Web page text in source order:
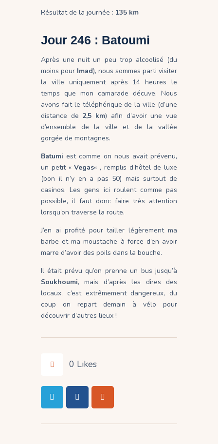
Résultat de la journée : 135 km
Jour 246 : Batoumi
Après une nuit un peu trop alcoolisé (du
moins pour Imad), nous sommes parti visiter
la ville uniquement après 14 heures le
temps que mon camarade décuve. Nous
avons fait le téléphérique de la ville (d’une
distance de 2,5 km) afin d’avoir une vue
d’ensemble de la ville et de la vallée
gorgée de montagnes.
Batumi est comme on nous avait prévenu,
un petit «Vegas« , remplis d’hôtel de luxe
(bon il n’y en a pas 50) mais surtout de
casinos. Les gens ici roulent comme pas
possible, il faut donc faire très attention
lorsqu’on traverse la route.
J’en ai profité pour tailler légèrement ma
barbe et ma moustache à force d’en avoir
marre d’avoir des poils dans la bouche.
Il était prévu qu’on prenne un bus jusqu’à
Soukhoumi, mais d’après les dires des
locaux, c’est extrêmement dangereux, du
coup on repart demain à vélo pour
découvrir d’autres lieux !
0 Likes